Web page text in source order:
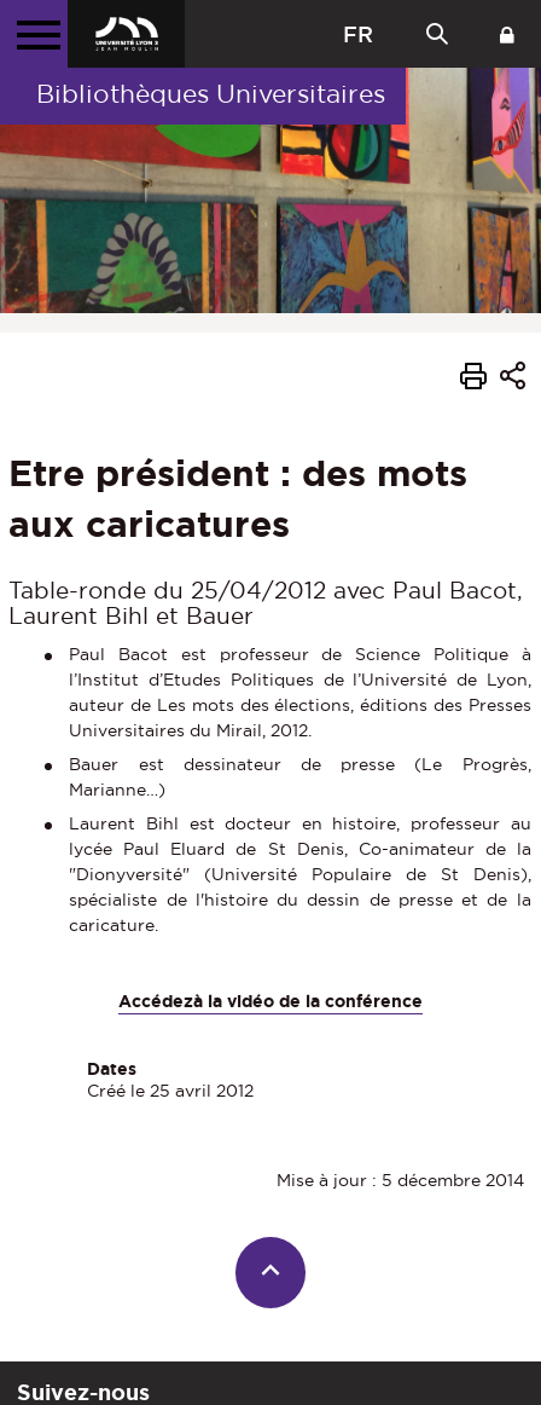
FR
Bibliothèques Universitaires
Etre président : des mots
aux caricatures
Table-ronde du 25/04/2012 avec Paul Bacot,
Laurent Bihl et Bauer
Paul Bacot est professeur de Science Politique à
l’Institut d’Etudes Politiques de l’Université de Lyon,
auteur de Les mots des élections, éditions des Presses
Universitaires du Mirail, 2012.
Bauer est dessinateur de presse (Le Progrès,
Marianne…)
Laurent Bihl est docteur en histoire, professeur au
lycée Paul Eluard de St Denis, Co-animateur de la
"Dionyversité" (Université Populaire de St Denis),
spécialiste de l'histoire du dessin de presse et de la
caricature.
Accédezà la vidéo de la conférence
Dates
Créé le 25 avril 2012
Mise à jour : 5 décembre 2014
Suivez-nous